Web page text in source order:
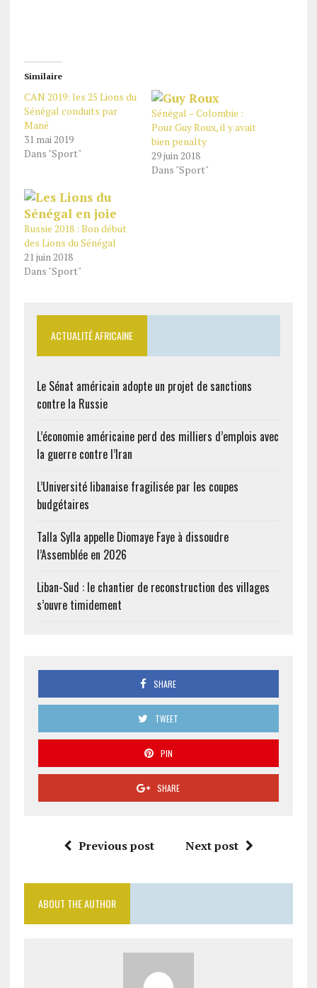
Similaire
CAN 2019: les 25 Lions du
Sénégal conduits par
Mané
31 mai 2019
Dans "Sport"
Sénégal – Colombie :
Pour Guy Roux, il y avait
bien penalty
29 juin 2018
Dans "Sport"
Russie 2018 : Bon début
des Lions du Sénégal
21 juin 2018
Dans "Sport"
ACTUALITÉ AFRICAINE
Le Sénat américain adopte un projet de sanctions
contre la Russie
L’économie américaine perd des milliers d’emplois avec
la guerre contre l’Iran
L’Université libanaise fragilisée par les coupes
budgétaires
Talla Sylla appelle Diomaye Faye à dissoudre
l’Assemblée en 2026
Liban-Sud : le chantier de reconstruction des villages
s’ouvre timidement
SHARE
TWEET
PIN
SHARE
Previous post Next post
ABOUT THE AUTHOR